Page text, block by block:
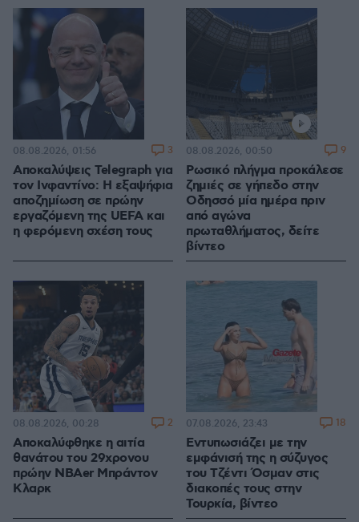
Αποκαλύψεις Telegraph για
τον Ινφαντίνο: Η εξαψήφια
αποζημίωση σε πρώην
εργαζόμενη της UEFA και
η φερόμενη σχέση τους
08.08.2026, 01:56 3
Ρωσικό πλήγμα προκάλεσε
ζημιές σε γήπεδο στην
Οδησσό μία ημέρα πριν
από αγώνα
πρωταθλήματος, δείτε
βίντεο
08.08.2026, 00:50 9
Αποκαλύφθηκε η αιτία
θανάτου του 29χρονου
πρώην NBAer Μπράντον
Κλαρκ
08.08.2026, 00:28 2
Εντυπωσιάζει με την
εμφάνισή της η σύζυγος
του Τζέντι Όσμαν στις
διακοπές τους στην
Τουρκία, βίντεο
07.08.2026, 23:43 18